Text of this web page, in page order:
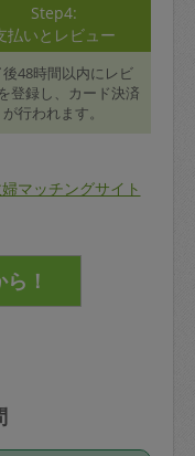
Step4:
払いとレビュー
48時間以内にレビ
登録し、カード決済
が行われます。
マッチングサイト